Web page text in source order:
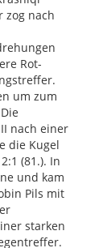
zog nach
Rot-
um zum
nach einer
die Kugel
(81.). In
und kam
Pils mit
starken